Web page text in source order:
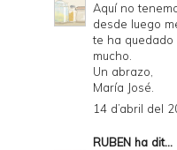
Aquí no
desde luego
te ha
mucho.
Un abrazo,
María José.
14 d’abril del
RUBEN ha dit...